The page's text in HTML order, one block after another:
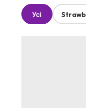
Усі